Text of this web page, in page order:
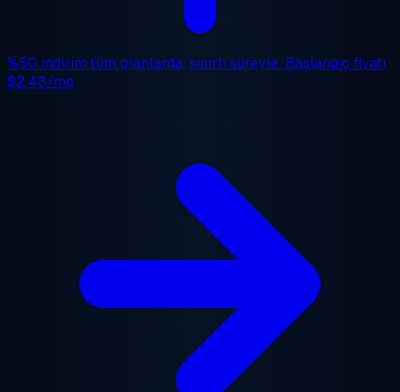
%50 indirim tüm planlarda, sınırlı süreyle. Başlangıç fiyatı
$2.48/mo